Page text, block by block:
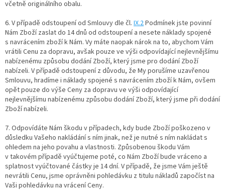
včetně originálního obalu.
6. V případě odstoupení od Smlouvy dle čl. IX.2Podmínek jste povinní
Nám Zboží zaslat do 14 dnů od odstoupení a nesete náklady spojené
s navrácením zboží k Nám. Vy máte naopak nárok na to, abychom Vám
vrátili Cenu za dopravu, avšak pouze ve výši odpovídající nejlevnějšímu
nabízenému způsobu dodání Zboží, který jsme pro dodání Zboží
nabízeli. V případě odstoupení z důvodu, že My porušíme uzavřenou
Smlouvu, hradíme i náklady spojené s navrácením zboží k Nám, ovšem
opět pouze do výše Ceny za dopravu ve výši odpovídající
nejlevnějšímu nabízenému způsobu dodání Zboží, který jsme při dodání
Zboží nabízeli.
7. Odpovídáte Nám škodu v případech, kdy bude Zboží poškozeno v
důsledku Vašeho nakládání s ním jinak, než je nutné s ním nakládat s
ohledem na jeho povahu a vlastnosti. Způsobenou škodu Vám
v takovém případě vyúčtujeme poté, co Nám Zboží bude vráceno a
splatnost vyúčtované částky je 14 dní. V případě, že jsme Vám ještě
nevrátili Cenu, jsme oprávněni pohledávku z titulu nákladů započíst na
Vaši pohledávku na vrácení Ceny.